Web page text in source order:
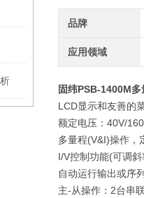
品牌
应用领域
固纬PSB-1400M
LCD显示和友善的
额定电压：40V/
多量程(V&I)操作，
I/V控制功能(可调
自动运行输出或序
主-从操作：2台串